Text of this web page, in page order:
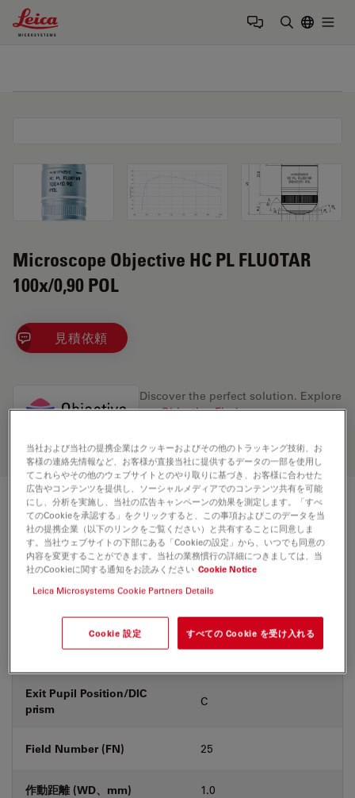
Leica Microsystems Logo
Microscope Objective HC PL FLUOTAR
100x/0,90 POL
見積依頼
Discover the perfect solution. Explore
ourObjective Finder, compare
your needs.
技術仕様
製品番号 11556079
カバーガラス なし
Exit Pupil Position/DIC
prism
C
Field Number (FN) 25
作動距離 (WD、mm) 1.0
当社および当社の提携企業はクッキーおよびその他のトラッキング技術、お
客様の連絡先情報など、お客様が直接当社に提供するデータの一部を使用し
てこれらやその他のウェブサイトとのやり取りに基づき、お客様に合わせた
広告やコンテンツを提供し、ソーシャルメディアでのコンテンツ共有を可能
にし、分析を実施し、当社の広告キャンペーンの効果を測定します。「すべ
てのCookieを承認する」をクリックすると、この事項およびこのデータを当
社の提携企業（以下のリンクをご覧ください）と共有することに同意しま
す。当社ウェブサイトの下部にある「Cookieの設定」から、いつでも同意の
内容を変更することができます。当社の業務慣行の詳細につきましては、当
社のCookieに関する通知をお読みください Cookie Notice
Leica Microsystems Cookie Partners Details
Cookie 設定 すべての Cookie を受け入れる